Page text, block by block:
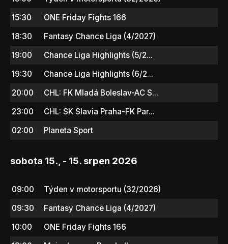
15:30
ONE Friday Fights 166
18:30
Fantasy Chance Liga (4/2027)
19:00
Chance Liga Highlights (5/2...
19:30
Chance Liga Highlights (6/2...
20:00
CHL: FK Mladá Boleslav-AC S...
23:00
CHL: SK Slavia Praha-FK Par...
02:00
Planeta Sport
sobota 15., - 15. srpen 2026
09:00
Týden v motorsportu (32/2026)
09:30
Fantasy Chance Liga (4/2027)
10:00
ONE Friday Fights 166